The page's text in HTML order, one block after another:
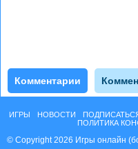
Комментарии
ИГРЫ НОВОСТИ
ПОЛИТИКА
© Copyright 2026 Игры онлайн